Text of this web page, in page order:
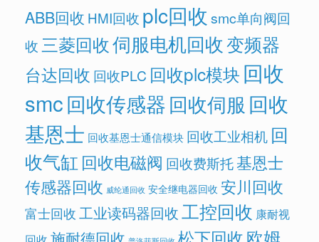
ABB回收 HMI回收 plc回收 smc单向阀回
收三菱回收伺服电机回收变频器
台达回收 回收PLC 回收plc模块 回收
smc回收传感器回收伺服 回收
基恩士 回收基恩士通信模块 回收工业相机 回
收气缸 回收电磁阀 回收费斯托基恩士
传感器回收 威纶通回收 安全继电器回收 安川回收
富士回收工业读码器回收工控回收 康耐视
欧姆